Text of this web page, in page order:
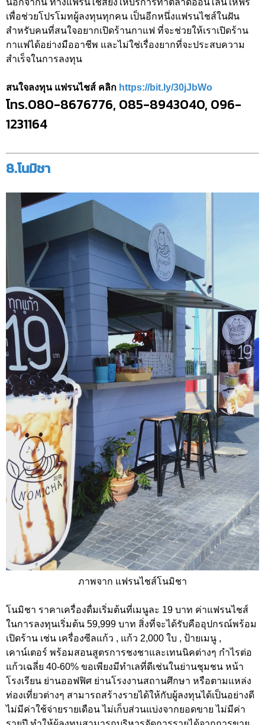
เพื่อช่วยโปรโมทผู้ลงทุนทุกคน เป็นอีกหนึ่งแฟรนไชส์ในฝัน
สำหรับคนที่สนใจอยากเปิดร้านกาแฟ ที่จะช่วยให้เราเปิดร้าน
กาแฟได้อย่างมืออาชีพ และไม่ใช่เรื่องยากที่จะประสบความ
สำเร็จในการลงทุน
สนใจลงทุน แฟรนไชส์ คลิก https://bit.ly/30jJbWo
โทร.080-8676776, 085-8943040, 096-
1231164
8.โนมิชา
ภาพจาก แฟรนไชส์โนมิชา
โนมิชา ราคาเครื่องดื่มเริ่มต้นที่เมนูละ 19 บาท ค่าแฟรนไชส์
ในการลงทุนเริ่มต้น 59,999 บาท สิ่งที่จะได้รับคืออุปกรณ์พร้อม
เปิดร้าน เช่น เครื่องซีลแก้ว , แก้ว 2,000 ใบ , ป้ายเมนู ,
เคาน์เตอร์ พร้อมสอนสูตรการชงชาและเทนนิคต่างๆ กำไรต่อ
แก้วเฉลี่ย 40-60% ขอเพียงมีทำเลที่ดีเช่นในย่านชุมชน หน้า
โรงเรียน ย่านออฟฟิศ ย่านโรงงานสถานศึกษา หรือตามแหล่ง
ท่องเที่ยวต่างๆ สามารถสร้างรายได้ให้กับผู้ลงทุนได้เป็นอย่างดี
ไม่มีค่าใช้จ่ายรายเดือน ไม่เก็บส่วนแบ่งจากยอดขาย ไม่มีค่า